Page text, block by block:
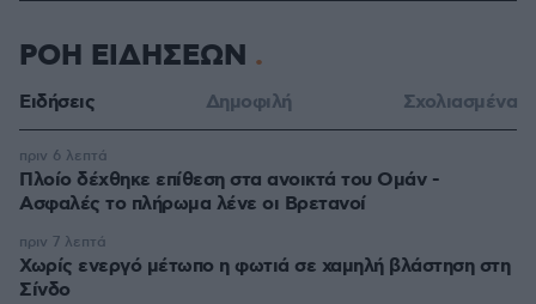
ΡΟΗ ΕΙΔΗΣΕΩΝ
Ειδήσεις Δημοφιλή Σχολιασμένα
Πλοίο δέχθηκε επίθεση στα ανοικτά του Ομάν -
Ασφαλές το πλήρωμα λένε οι Βρετανοί
πριν 6 λεπτά
Χωρίς ενεργό μέτωπο η φωτιά σε χαμηλή βλάστηση στη
Σίνδο
πριν 7 λεπτά